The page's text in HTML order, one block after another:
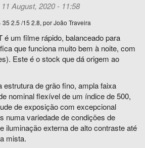
August, 2020 - 11:58
35 2.5 /15 2.8, por João Traveira
é um filme rápido, balanceado para
que funciona muito bem à noite, com
Este é o stock que dá origem ao
estrutura de grão fino, ampla faixa
nominal flexível de um índice de 500,
de exposição com excepcional
numa variedade de condições de
iluminação externa de alto contraste até
mista.